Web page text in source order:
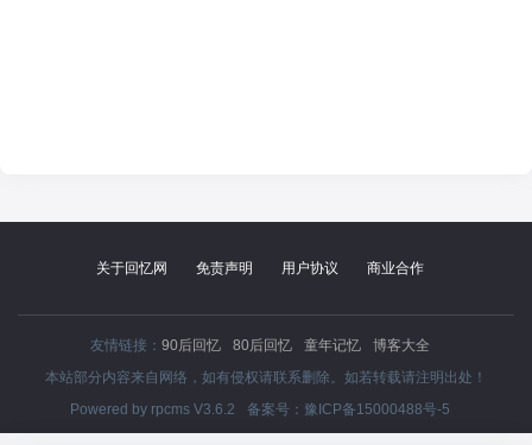
关于回忆网 免责声明 用户协议 商业合作
友情链接： 90后回忆 80后回忆 童年记忆
博客大全
本站部分内容来自网络，如有侵权请联系删除。如若转载请注明出处！
Powered by rpcms V3.6.2 备案号： 豫ICP备15000488号-5